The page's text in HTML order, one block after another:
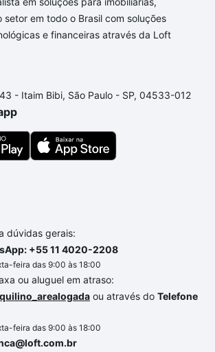
se adequar ao seu orçamento. Se
dúvida dos custos envolvidos no
veja em nosso portal
o imóvel dos seus sonhos com
Loft, com você até as
setor em todo o Brasil com soluções
e financeiras através da Loft
- Itaim Bibi, São Paulo - SP, 04533-012
dúvidas gerais:
+55 11 4020-2208
feira das 9:00 às 18:00
ou aluguel em atraso:
ou através do Telefone
feira das 9:00 às 18:00